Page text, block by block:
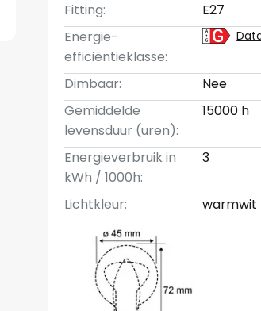
Fitting:
E27
Energie-
efficiëntieklasse:
Dimbaar:
Nee
Gemiddelde
levensduur (uren):
15000 h
Energieverbruik in
kWh / 1000h:
3
Lichtkleur: warmwit